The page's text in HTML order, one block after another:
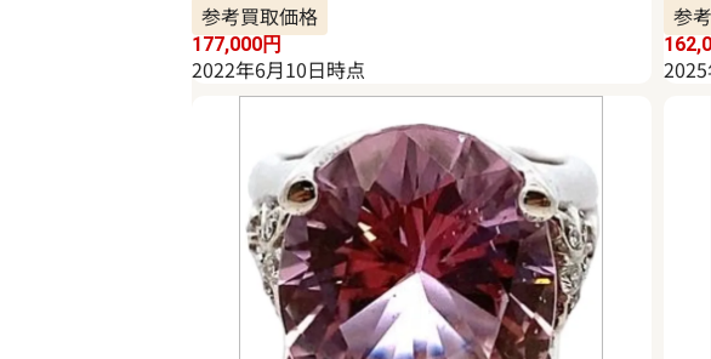
参考買取価格
177,000円
2022年6月10日時点
参